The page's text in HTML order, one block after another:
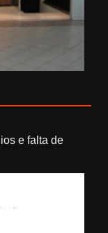
e falta de